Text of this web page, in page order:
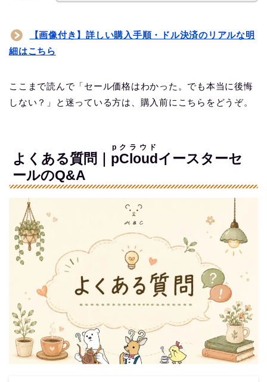
【画像付き】詳しい購入手順・ドル決済のリアルな明
細はこちら
ここまで読んで「セール価格はわかった。でも本当に後悔
しない？」と迷っている方は、購入前にこちらをどうぞ。
よくある質問｜ pCloud
pクラウド
イースターセ
ールのQ&A